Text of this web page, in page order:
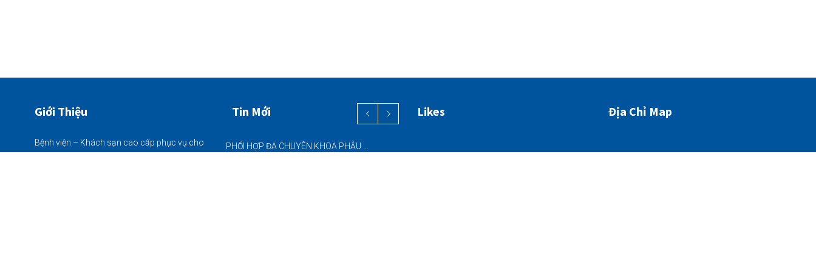
Giới Thiệu
Bệnh viện – Khách sạn cao cấp phục vụ cho
Tin Mới
PHỐI HỢP ĐA CHUYÊN KHOA PHẪU THUẬT NỘI SOI “2 TRONG 1” THÀNH CÔNG CHO BỆNH NHÂN 69 TUỔI MẮC ĐỒNG THỜI HAI BỆNH LÝ NẶNG
Likes Địa Chỉ Map